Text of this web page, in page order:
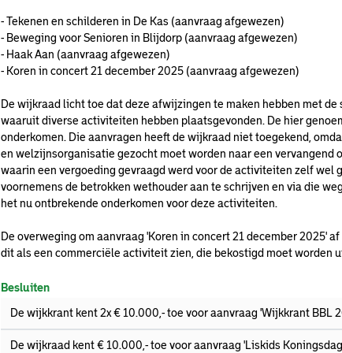
- Tekenen en schilderen in De Kas (aanvraag afgewezen)
- Beweging voor Senioren in Blijdorp (aanvraag afgewezen)
- Haak Aan (aanvraag afgewezen)
- Koren in concert 21 december 2025 (aanvraag afgewezen)
De wijkraad licht toe dat deze afwijzingen te maken hebben met
waaruit diverse activiteiten hebben plaatsgevonden. De hier
onderkomen. Die aanvragen heeft de wijkraad niet toegekend,
en welzijnsorganisatie gezocht moet worden naar een vervangend
waarin een vergoeding gevraagd werd voor de activiteiten zelf wel
voornemens de betrokken wethouder aan te schrijven en via die
het nu ontbrekende onderkomen voor deze activiteiten.
De overweging om aanvraag 'Koren in concert 21 december 2025'
dit als een commerciële activiteit zien, die bekostigd moet worden
Besluiten
De wijkkrant kent 2x € 10.000,- toe voor aanvraag 'Wijkkrant BBL
De wijkraad kent € 10.000,- toe voor aanvraag 'Liskids